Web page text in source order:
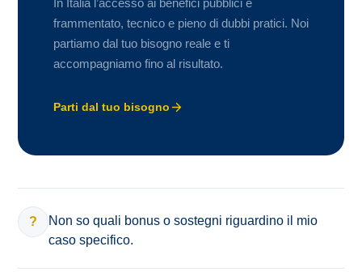
In Italia l’accesso ai benefici pubblici è
frammentato, tecnico e pieno di dubbi pratici. Noi
partiamo dal tuo bisogno reale e ti
accompagniamo fino al risultato.
Parti dal tuo bisogno
?
Non so quali bonus o sostegni riguardino il mio
caso specifico.